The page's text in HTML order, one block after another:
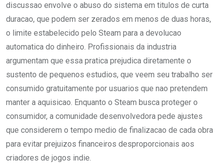
discussao envolve o abuso do sistema em titulos de curta
duracao, que podem ser zerados em menos de duas horas,
o limite estabelecido pelo Steam para a devolucao
automatica do dinheiro. Profissionais da industria
argumentam que essa pratica prejudica diretamente o
sustento de pequenos estudios, que veem seu trabalho ser
consumido gratuitamente por usuarios que nao pretendem
manter a aquisicao. Enquanto o Steam busca proteger o
consumidor, a comunidade desenvolvedora pede ajustes
que considerem o tempo medio de finalizacao de cada obra
para evitar prejuizos financeiros desproporcionais aos
criadores de jogos indie.